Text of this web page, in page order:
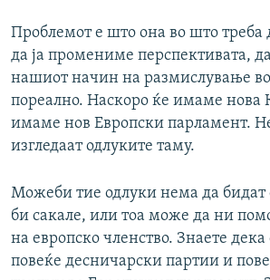
Проблемот е што она во што треба
да ја промениме перспективата,
нашиот начин на размислување
пореално. Наскоро ќе имаме нова
имаме нов Европски парламент.
изгледаат одлуките таму.
Можеби тие одлуки нема да бидат
би сакале, или тоа може да ни
на европско членство. Знаете
повеќе десничарски партии и